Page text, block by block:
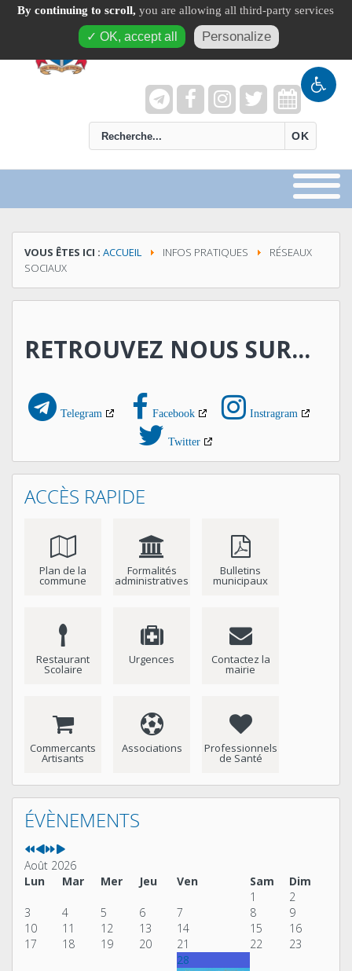
OK
VOUS ÊTES ICI : ACCUEIL INFOS PRATIQUES
RÉSEAUX
SOCIAUX
RETROUVEZ NOUS SUR...
Telegram Facebook Instragram
Twitter
ACCÈS RAPIDE
Plan de la
commune
Formalités
administratives
Bulletins
municipaux
Restaurant
Scolaire
Urgences Contactez la
mairie
Commercants
Artisants
Associations Professionnels
de Santé
ÉVÈNEMENTS
Année
précédente
Mois
précédent
Année
suivante
Mois
suivant
Août 2026
Lun
Mar Mer Jeu Ven Sam
Dim
1
2
3
4 5 6 7 8
9
10
11 12 13 14 15
16
17
18 19 20 21 22 23
28
By continuing to scroll, you are allowing all third-party services
✓ OK, accept all Personalize